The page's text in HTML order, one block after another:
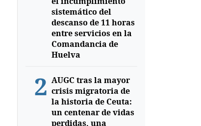
sistemático del
descanso de 11 horas
entre servicios en la
Comandancia de
Huelva
2 AUGC tras la mayor
crisis migratoria de
la historia de Ceuta:
un centenar de vidas
perdidas, una